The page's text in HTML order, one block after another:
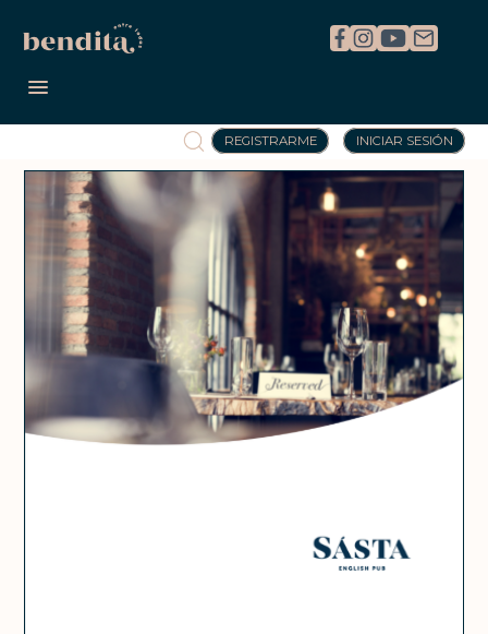
REGISTRARME INICIAR SESIÓN